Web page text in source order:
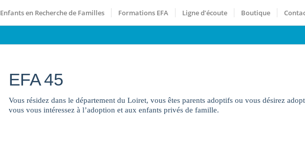
Enfants en Recherche de Familles Formations EFA Ligne d’écoute Boutique
EFA 45
Vous résidez dans le département du Loiret, vous êtes parents adoptifs ou vous désirez
vous vous intéressez à l’adoption et aux enfants privés de famille.